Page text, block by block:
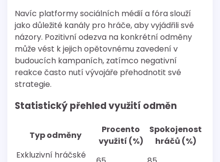
Navíc platformy sociálních médií a fóra slouží
jako důležité kanály pro hráče, aby vyjádřili své
názory. Pozitivní odezva na konkrétní odměny
může vést k jejich opětovnému zavedení v
budoucích kampaních, zatímco negativní
reakce často nutí vývojáře přehodnotit své
strategie.
Statistický přehled využití odměn
Typ odměny
Procento
využití (%)
Spokojenost
hráčů (%)
Exkluzivní hráčské